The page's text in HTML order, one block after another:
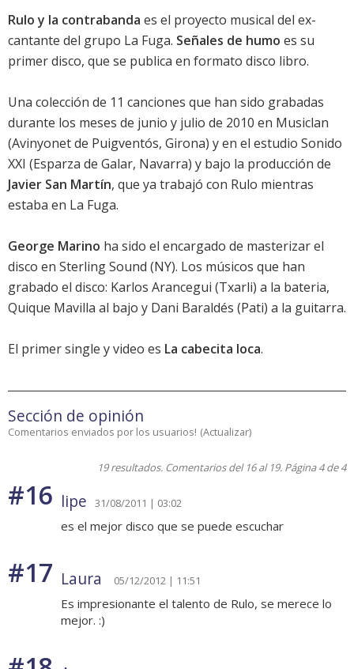
Rulo y la contrabanda es el proyecto musical del ex-
cantante del grupo La Fuga. Señales de humo es su
primer disco, que se publica en formato disco libro.
Una colección de 11 canciones que han sido grabadas
durante los meses de junio y julio de 2010 en Musiclan
(Avinyonet de Puigventós, Girona) y en el estudio Sonido
XXI (Esparza de Galar, Navarra) y bajo la producción de
Javier San Martín, que ya trabajó con Rulo mientras
estaba en La Fuga.
George Marino ha sido el encargado de masterizar el
disco en Sterling Sound (NY). Los músicos que han
grabado el disco: Karlos Arancegui (Txarli) a la bateria,
Quique Mavilla al bajo y Dani Baraldés (Pati) a la guitarra.
El primer single y video es La cabecita loca.
Sección de opinión
Comentarios enviados por los usuarios! (Actualizar)
19 resultados. Comentarios del 16 al 19. Página 4 de 4
#16 lipe 31/08/2011 | 03:02
es el mejor disco que se puede escuchar
#17 Laura 05/12/2012 | 11:51
Es impresionante el talento de Rulo, se merece lo
mejor. :)